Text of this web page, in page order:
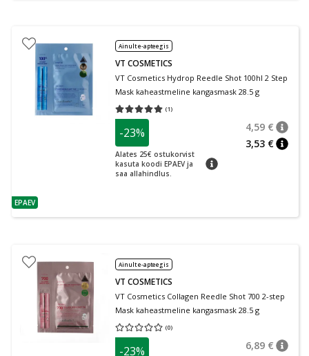
nõuanne
EPAEV
Ainult e-apteegis
VT COSMETICS
VT Cosmetics Hydrop Reedle Shot 100hl 2 Step
Mask kaheastmeline kangasmask 28.5 g
(1)
Keskmine hinnang 5.00
-23%
Alates 25€ ostukorvist
kasuta koodi EPAEV ja
saa allahindlus.
nõuanne
4,59 €
3,53 €
Ainult e-apteegis
VT COSMETICS
VT Cosmetics Collagen Reedle Shot 700 2-step
Mask kaheastmeline kangasmask 28.5 g
(0)
Keskmine hinnang 0.00
-23% 6,89 €